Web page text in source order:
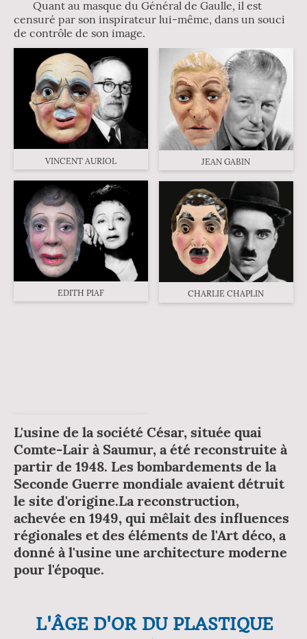
Quant au masque du Général de Gaulle, il est
censuré par son inspirateur lui-même, dans un souci
de contrôle de son image.
VINCENT AURIOL
EDITH PIAF
JEAN GABIN
CHARLIE CHAPLIN
L'usine de la société César, située quai
Comte-Lair à Saumur, a été reconstruite à
partir de 1948. Les bombardements de la
Seconde Guerre mondiale avaient détruit
le site d'origine.La reconstruction,
achevée en 1949, qui mêlait des influences
régionales et des éléments de l'Art déco, a
donné à l'usine une architecture moderne
pour l'époque.
L'ÂGE D'OR DU PLASTIQUE